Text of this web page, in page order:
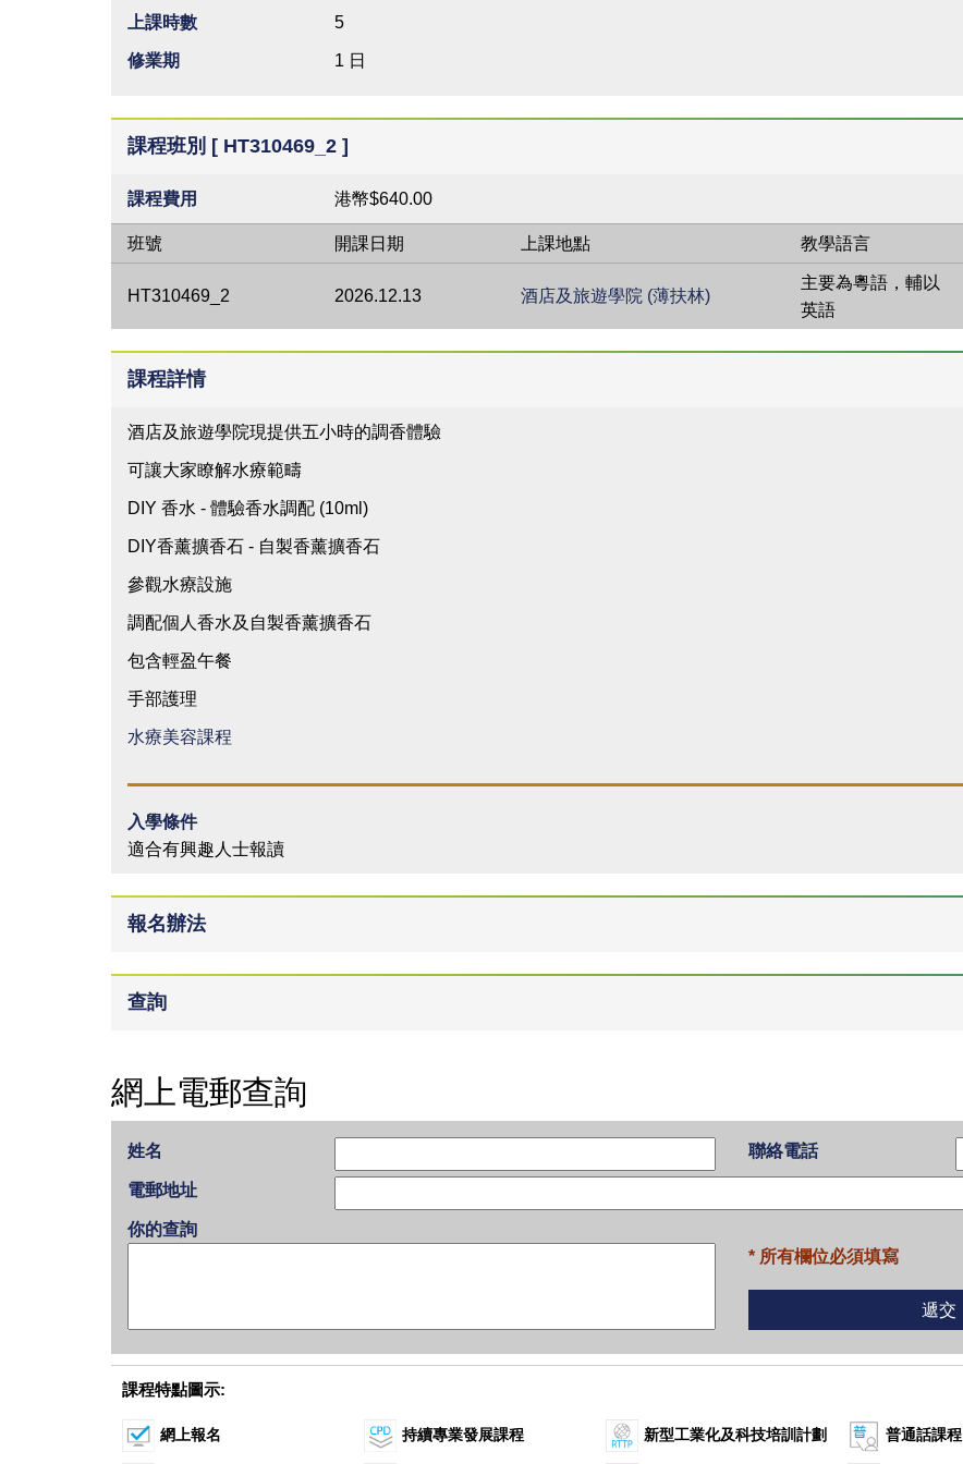
上課時數 5
修業期 1 日
課程班別 [ HT310469_2 ]
課程費用 港幣$640.00
班號 開課日期 上課地點 教學語言
HT310469_2 2026.12.13 酒店及旅遊學院 (薄扶林)
主要為粵語，輔以
英語
課程詳情
酒店及旅遊學院現提供五小時的調香體驗
可讓大家瞭解水療範疇
DIY 香水 - 體驗香水調配 (10ml)
DIY香薰擴香石 - 自製香薰擴香石
參觀水療設施
調配個人香水及自製香薰擴香石
包含輕盈午餐
手部護理
水療美容課程
入學條件
適合有興趣人士報讀
報名辦法
查詢
網上電郵查詢
姓名 聯絡電話
電郵地址
你的查詢
* 所有欄位必須填寫
課程特點圖示:
網上報名 持續專業發展課程 新型工業化及科技培訓計劃 普通話課程